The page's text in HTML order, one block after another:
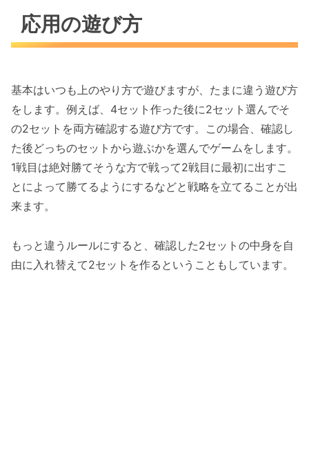
応用の遊び方
基本はいつも上のやり方で遊びますが、たまに違う遊び方
をします。例えば、4セット作った後に2セット選んでそ
の2セットを両方確認する遊び方です。この場合、確認し
た後どっちのセットから遊ぶかを選んでゲームをします。
1戦目は絶対勝てそうな方で戦って2戦目に最初に出すこ
とによって勝てるようにするなどと戦略を立てることが出
来ます。
もっと違うルールにすると、確認した2セットの中身を自
由に入れ替えて2セットを作るということもしています。